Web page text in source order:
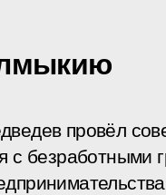
провёл
с